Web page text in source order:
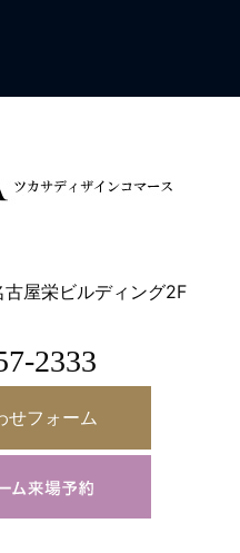
屋栄ビルディング2F
2333
せフォーム